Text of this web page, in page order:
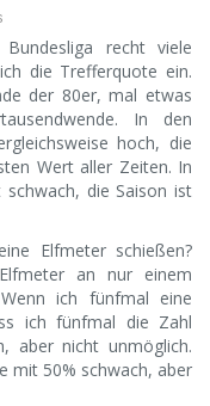
recht viele
die Trefferquote ein.
der 80er, mal etwas
In den
hoch, die
Wert aller Zeiten. In
die Saison ist
Elfmeter schießen?
an nur einem
ich fünfmal eine
ich fünfmal die Zahl
aber nicht unmöglich.
mit 50% schwach, aber